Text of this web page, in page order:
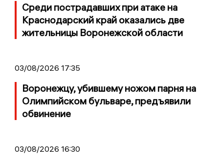
Среди пострадавших при атаке на
Краснодарский край оказались две
жительницы Воронежской области
03/08/2026 17:35
Воронежцу, убившему ножом парня на
Олимпийском бульваре, предъявили
обвинение
03/08/2026 16:30